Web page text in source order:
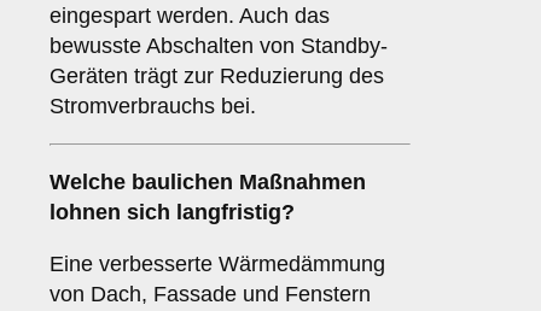
eingespart werden. Auch das
bewusste Abschalten von Standby-
Geräten trägt zur Reduzierung des
Stromverbrauchs bei.
Welche baulichen Maßnahmen
lohnen sich langfristig?
Eine verbesserte Wärmedämmung
von Dach, Fassade und Fenstern